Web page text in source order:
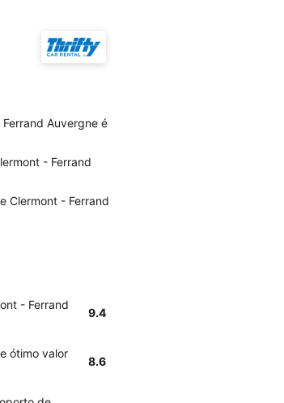
Auvergne é
- Ferrand
Clermont - Ferrand
- Ferrand
9.4
ótimo valor
8.6